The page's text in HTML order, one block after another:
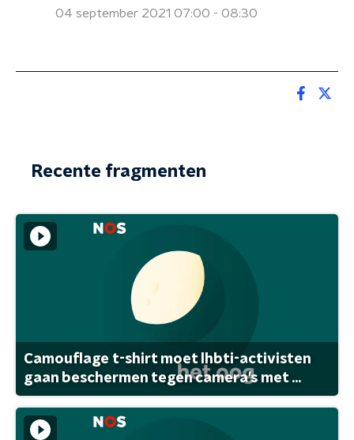
04 september 2021 07:00 - 08:30
Recente fragmenten
Camouflage t-shirt moet lhbti-activisten
gaan beschermen tegen camera's met ...